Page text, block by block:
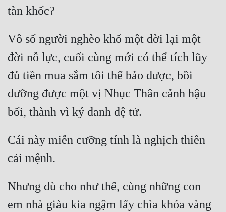
Vô số người nghèo khổ một đời lại một
đời nỗ lực, cuối cùng mới có thể tích lũy
đủ tiền mua sắm tôi thể bảo dược, bồi
dưỡng được một vị Nhục Thân cảnh hậu
Cái này miễn cưỡng tính là nghịch thiên
Nhưng dù cho như thế, cùng những con
em nhà giàu kia ngậm lấy chìa khóa vàng